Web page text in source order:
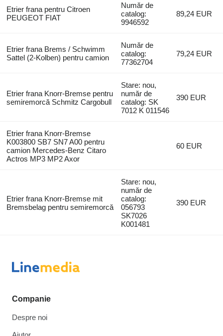
Etrier frana pentru Citroen
PEUGEOT FIAT
Număr de
catalog:
9946592
89,24 EUR
Etrier frana Brems / Schwimm
Sattel (2-Kolben) pentru camion
Număr de
catalog:
77362704
79,24 EUR
Etrier frana Knorr-Bremse pentru
semiremorcă Schmitz Cargobull
Stare: nou,
număr de
catalog: SK
7012 K 011546
390 EUR
Etrier frana Knorr-Bremse
K003800 SB7 SN7 A00 pentru
camion Mercedes-Benz Citaro
Actros MP3 MP2 Axor
60 EUR
Etrier frana Knorr-Bremse mit
Bremsbelag pentru semiremorcă
Stare: nou,
număr de
catalog:
056793
SK7026
K001481
390 EUR
Companie
Despre noi